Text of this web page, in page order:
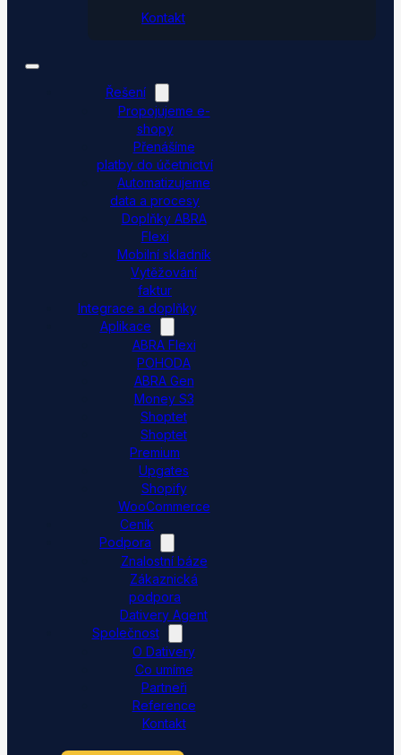
Kontakt
Řešení
Propojujeme e-
shopy
Přenášíme
platby do účetnictví
Automatizujeme
data a procesy
Doplňky ABRA
Flexi
Mobilní skladník
Vytěžování
faktur
Integrace a doplňky
Aplikace
ABRA Flexi
POHODA
ABRA Gen
Money S3
Shoptet
Shoptet
Premium
Upgates
Shopify
WooCommerce
Ceník
Podpora
Znalostní báze
Zákaznická
podpora
Dativery Agent
Společnost
O Dativery
Co umíme
Partneři
Reference
Kontakt